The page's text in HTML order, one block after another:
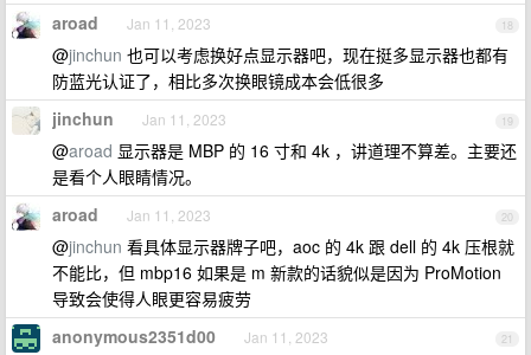
18
aroad Jan 11, 2023
@jinchun 也可以考虑换好点显示器吧，现在挺多显示器也都有
防蓝光认证了，相比多次换眼镜成本会低很多
19
jinchun Jan 11, 2023
@aroad 显示器是 MBP 的 16 寸和 4k ，讲道理不算差。主要还
是看个人眼睛情况。
20
aroad Jan 11, 2023
@jinchun 看具体显示器牌子吧，aoc 的 4k 跟 dell 的 4k 压根就
不能比，但 mbp16 如果是 m 新款的话貌似是因为 ProMotion
导致会使得人眼更容易疲劳
21
anonymous2351d00 Jan 11, 2023